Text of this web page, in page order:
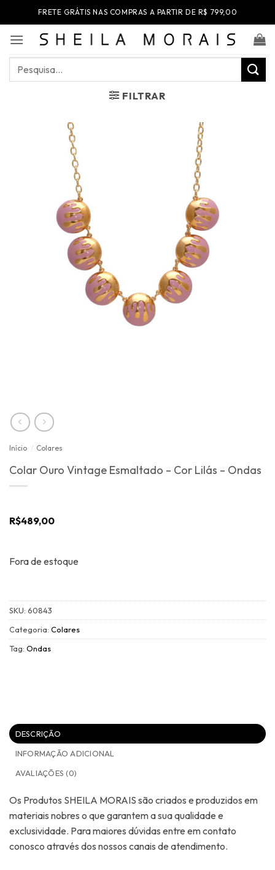
to
content
FRETE GRÁTIS NAS COMPRAS A PARTIR DE R$ 799,00
FILTRAR
Início / Colares
Colar Ouro Vintage Esmaltado – Cor Lilás – Ondas
R$489,00
Fora de estoque
SKU: 60843
Categoria: Colares
Tag: Ondas
DESCRIÇÃO
INFORMAÇÃO ADICIONAL
AVALIAÇÕES (0)
Os Produtos SHEILA MORAIS são criados e produzidos em
materiais nobres o que garantem a sua qualidade e
exclusividade. Para maiores dúvidas entre em contato
conosco através dos nossos canais de atendimento.